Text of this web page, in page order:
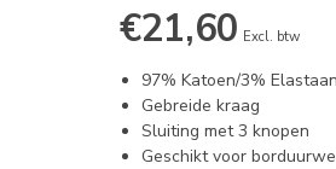
€21,60 Excl. btw
97% Katoen/3% Elastaan
Gebreide kraag
Sluiting met 3 knopen
Geschikt voor